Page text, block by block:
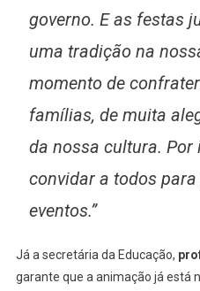
governo. E as festas
uma tradição na
momento de
famílias, de muita
da nossa cultura. Por
convidar a todos
eventos.”
Já a secretária da Educação,
garante que a animação já está